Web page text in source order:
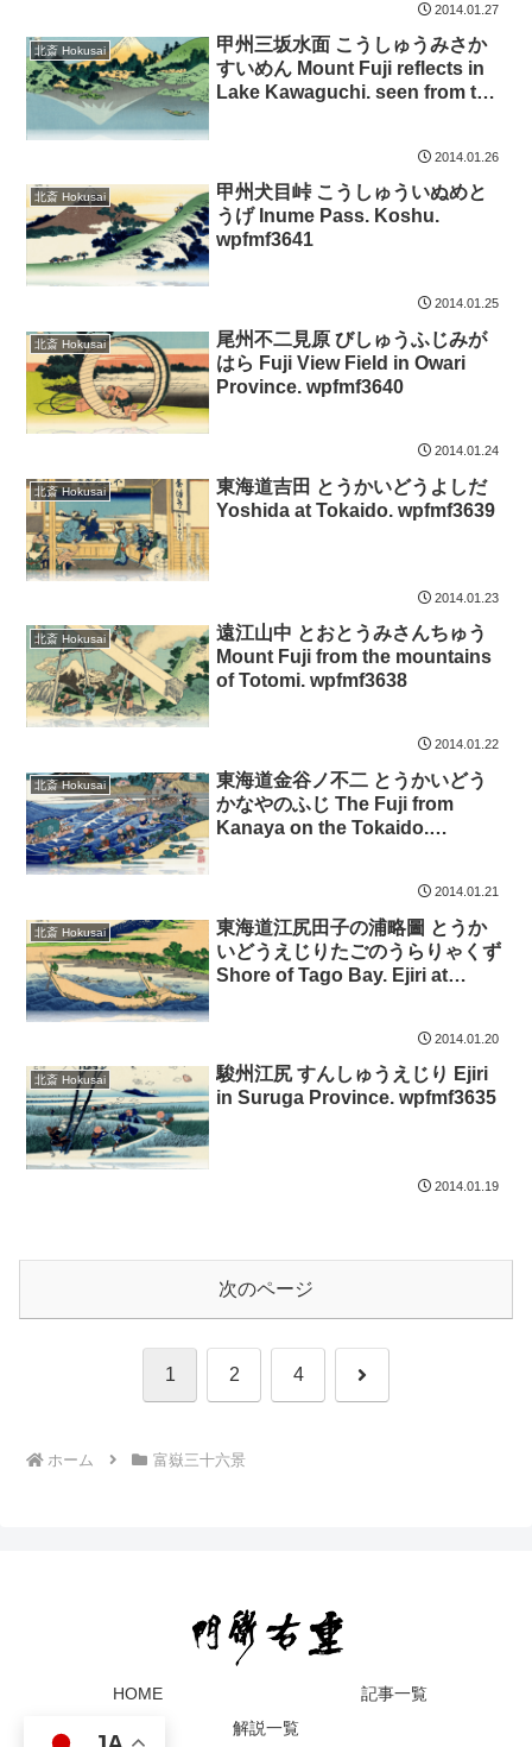
2014.01.27
北斎 Hokusai
甲州三坂水面 こうしゅうみさか
すいめん Mount Fuji reflects in
Lake Kawaguchi. seen from the
2014.01.26
北斎 Hokusai
甲州犬目峠 こうしゅういぬめと
うげ Inume Pass. Koshu.
wpfmf3641
2014.01.25
北斎 Hokusai
尾州不二見原 びしゅうふじみが
はら Fuji View Field in Owari
Province. wpfmf3640
2014.01.24
北斎 Hokusai
東海道吉田 とうかいどうよしだ
Yoshida at Tokaido. wpfmf3639
2014.01.23
北斎 Hokusai
遠江山中 とおとうみさんちゅう
Mount Fuji from the mountains
of Totomi. wpfmf3638
2014.01.22
北斎 Hokusai
東海道金谷ノ不二 とうかいどう
かなやのふじ The Fuji from
Kanaya on the Tokaido.
2014.01.21
北斎 Hokusai
東海道江尻田子の浦略圖 とうか
いどうえじりたごのうらりゃくず
Shore of Tago Bay. Ejiri at
2014.01.20
北斎 Hokusai
駿州江尻 すんしゅうえじり Ejiri
in Suruga Province. wpfmf3635
2014.01.19
次のページ
1 2 4 次
ホーム 富嶽三十六景
HOME
記事一覧
解説一覧